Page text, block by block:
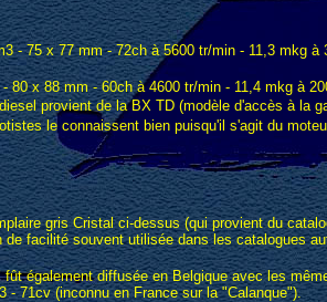
- 75 x 77 mm - 72ch à 5600 tr/min - 11,3 mkg
80 x 88 mm - 60ch à 4600 tr/min - 11,4 mkg à
provient de la BX TD (modèle d'accès à la
le connaissent bien puisqu'il s'agit du
gris Cristal ci-dessus (qui provient du
de facilité souvent utilisée dans les catalogues
fût également diffusée en Belgique avec les
- 71cv (inconnu en France sur la "Calanque").